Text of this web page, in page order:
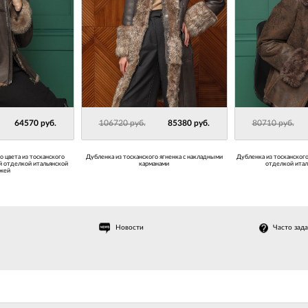
64570 руб.
цвета из тосканского
отделкой итальянской
106720 руб. 85380 руб.
Дубленка из тосканского ягненка с накладными
карманами
80710 руб.
Дубленка из
отделкой
Новости Часто